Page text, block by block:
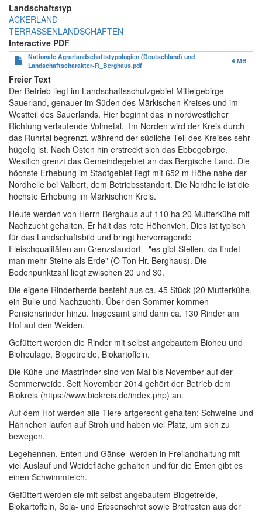
Landschaftstyp
ACKERLAND
TERRASSENLANDSCHAFTEN
Interactive PDF
Nationale Agrarlandschaftstypologien (Deutschland) und
Landschaftscharakter-R_Berghaus.pdf
4 MB
Freier Text
Der Betrieb liegt im Landschaftsschutzgebiet Mittelgebirge
Sauerland, genauer im Süden des Märkischen Kreises und im
Westteil des Sauerlands. Hier beginnt das in nordwestlicher
Richtung verlaufende Volmetal. Im Norden wird der Kreis durch
das Ruhrtal begrenzt, während der südliche Teil des Kreises sehr
hügelig ist. Nach Osten hin erstreckt sich das Ebbegebirge.
Westlich grenzt das Gemeindegebiet an das Bergische Land. Die
höchste Erhebung im Stadtgebiet liegt mit 652 m Höhe nahe der
Nordhelle bei Valbert, dem Betriebsstandort. Die Nordhelle ist die
höchste Erhebung im Märkischen Kreis.
Heute werden von Herrn Berghaus auf 110 ha 20 Mutterkühe mit
Nachzucht gehalten. Er hält das rote Höhenvieh. Dies ist typisch
für das Landschaftsbild und bringt hervorragende
Fleischqualitäten am Grenzstandort - "es gibt Stellen, da findet
man mehr Steine als Erde" (O-Ton Hr. Berghaus). Die
Bodenpunktzahl liegt zwischen 20 und 30.
Die eigene Rinderherde besteht aus ca. 45 Stück (20 Mutterkühe,
ein Bulle und Nachzucht). Über den Sommer kommen
Pensionsrinder hinzu. Insgesamt sind dann ca. 130 Rinder am
Hof auf den Weiden.
Gefüttert werden die Rinder mit selbst angebautem Bioheu und
Bioheulage, Biogetreide, Biokartoffeln.
Die Kühe und Mastrinder sind von Mai bis November auf der
Sommerweide. Seit November 2014 gehört der Betrieb dem
Biokreis (https://www.biokreis.de/index.php) an.
Auf dem Hof werden alle Tiere artgerecht gehalten: Schweine und
Hähnchen laufen auf Stroh und haben viel Platz, um sich zu
bewegen.
Legehennen, Enten und Gänse werden in Freilandhaltung mit
viel Auslauf und Weidefläche gehalten und für die Enten gibt es
einen Schwimmteich.
Gefüttert werden sie mit selbst angebautem Biogetreide,
Biokartoffeln, Soja- und Erbsenschrot sowie Brotresten aus der